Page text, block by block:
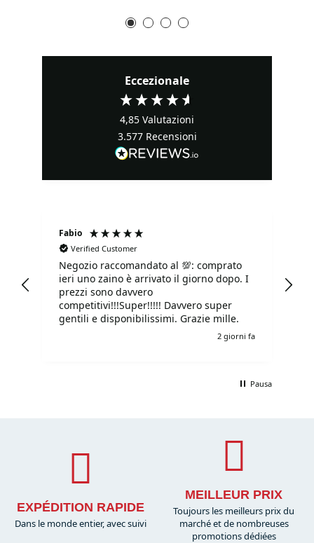
Eccezionale
4,85 Valutazioni
3.577 Recensioni
Fabio
Verified Customer
Negozio raccomandato al 💯: comprato
ieri uno zaino è arrivato il giorno dopo. I
prezzi sono davvero
competitivi!!!Super!!!!! Davvero super
gentili e disponibilissimi. Grazie mille.
2 giorni fa
Pausa
EXPÉDITION RAPIDE
Dans le monde entier, avec suivi
MEILLEUR PRIX
Toujours les meilleurs prix du
marché et de nombreuses
promotions dédiées